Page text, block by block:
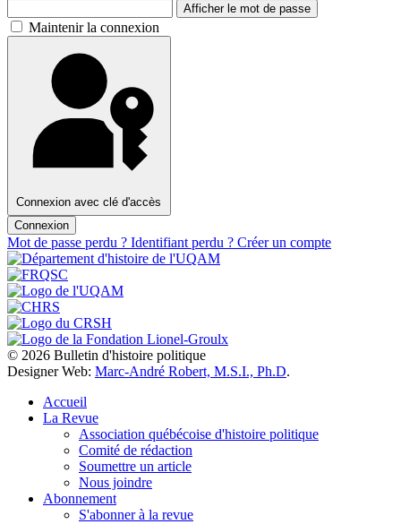
Afficher le mot de passe
Maintenir la connexion
Connexion avec clé d'accès
Connexion
Mot de passe perdu ? Identifiant perdu ? Créer un compte
© 2026 Bulletin d'histoire politique
Designer Web: Marc-André Robert, M.S.I., Ph.D.
Accueil
La Revue
Association québécoise d'histoire politique
Comité de rédaction
Soumettre un article
Nous joindre
Abonnement
S'abonner à la revue